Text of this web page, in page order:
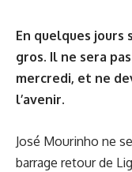
En quelques jours
gros. Il ne sera
mercredi, et ne
l’avenir.
José Mourinho ne
barrage retour de